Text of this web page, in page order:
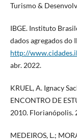
Turismo &
IBGE. Instituto
dados agregados do
http://
abr. 2022.
KRUEL, A. Ignacy
ENCONTRO DE
2010. Florianópolis.
MEDEIROS, L.;